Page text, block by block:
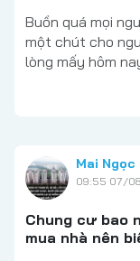
Buồn quá mọi
một chút cho
lòng mấy hôm
Mai Ngọc
09:55 07/08
Chung cư bao
mua nhà nên